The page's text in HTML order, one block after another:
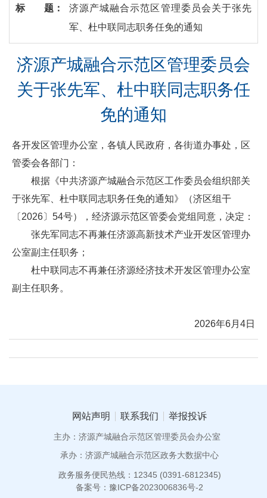
标 题：
济源产城融合示范区管理委员会关于张先
军、杜中联同志职务任免的通知
济源产城融合示范区管理委员会
关于张先军、杜中联同志职务任
免的通知
各开发区管理办公室，各镇人民政府，各街道办事处，区
管委会各部门：
根据《中共济源产城融合示范区工作委员会组织部关
于张先军、杜中联同志职务任免的通知》（济区组干
〔2026〕54号），经济源示范区管委会党组同意，决定：
张先军同志不再兼任济源高新技术产业开发区管理办
公室副主任职务；
杜中联同志不再兼任济源经济技术开发区管理办公室
副主任职务。
2026年6月4日
网站声明 联系我们 举报投诉
主办：济源产城融合示范区管理委员会办公室
承办：济源产城融合示范区政务大数据中心
政务服务便民热线：12345 (0391-6812345)
备案号：豫ICP备2023006836号-2